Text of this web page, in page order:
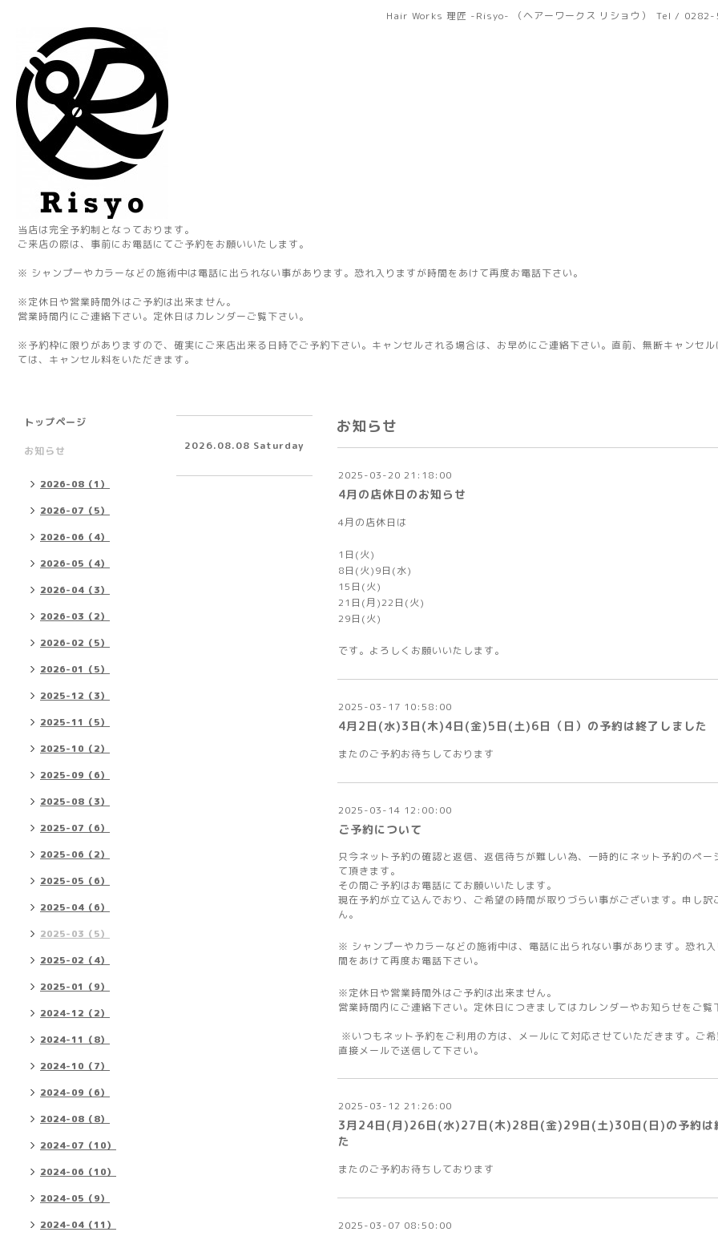
Hair Works 理匠 -Risyo- （ヘアーワークス リショウ） Tel /
当店は完全予約制となっております。
ご来店の際は、事前にお電話にてご予約をお願いいたします。
※ シャンプーやカラーなどの施術中は電話に出られない事があります。恐れ入りますが時間をあけて再度お電話下さい。
※定休日や営業時間外はご予約は出来ません。
営業時間内にご連絡下さい。定休日はカレンダーご覧下さい。
※予約枠に限りがありますので、確実にご来店出来る日時でご予約下さい。キャンセルされる場合は、お早めにご連絡下さい。直前、無断キャンセル
ては、キャンセル料をいただきます。
お知らせ
2025-03-20 21:18:00
4月の店休日のお知らせ
4月の店休日は
1日(火)
8日(火)9日(水)
15日(火)
21日(月)22日(火)
29日(火)
です。よろしくお願いいたします。
2025-03-17 10:58:00
4月2日(水)3日(木)4日(金)5日(土)6日（日）の予約は終了しました
またのご予約お待ちしております
2025-03-14 12:00:00
ご予約について
只今ネット予約の確認と返信、返信待ちが難しい為、一時的にネット予約のペー
て頂きます。
その間ご予約はお電話にてお願いいたします。
現在予約が立て込んでおり、ご希望の時間が取りづらい事がございます。申し訳
ん。
※ シャンプーやカラーなどの施術中は、電話に出られない事があります。恐れ
間をあけて再度お電話下さい。
※定休日や営業時間外はご予約は出来ません。
営業時間内にご連絡下さい。定休日につきましてはカレンダーやお知らせをご覧
※いつもネット予約をご利用の方は、メールにて対応させていただきます。ご希
直接メールで送信して下さい。
2025-03-12 21:26:00
3月24日(月)26日(水)27日(木)28日(金)29日(土)30日(日)の予約は
た
またのご予約お待ちしております
2025-03-07 08:50:00
トップページ
お知らせ
2026-08（1）
2026-07（5）
2026-06（4）
2026-05（4）
2026-04（3）
2026-03（2）
2026-02（5）
2026-01（5）
2025-12（3）
2025-11（5）
2025-10（2）
2025-09（6）
2025-08（3）
2025-07（6）
2025-06（2）
2025-05（6）
2025-04（6）
2025-03（5）
2025-02（4）
2025-01（9）
2024-12（2）
2024-11（8）
2024-10（7）
2024-09（6）
2024-08（8）
2024-07（10）
2024-06（10）
2024-05（9）
2024-04（11）
2026.08.08 Saturday